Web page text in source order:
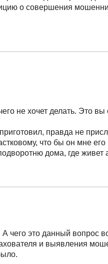
о совершения
не хочет делать. Это
правда не
что бы он мне его
дома, где живет
чего это данный вопрос
и выявления